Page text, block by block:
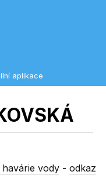
aplikace
havárie vody -odkaz